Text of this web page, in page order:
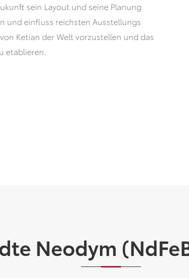
sein Layout und seine Planung
und einfluss reichsten Ausstellungs
Ketian der Welt vorzustellen und das
etablieren.
Neodym